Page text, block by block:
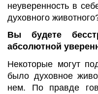
неуверенность в
духовного
Вы будете
абсолютной
Некоторые могут
было духовное
нем. По правде